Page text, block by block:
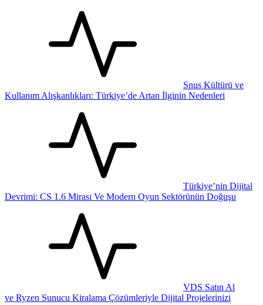
Snus Kültürü ve
Kullanım Alışkanlıkları: Türkiye’de Artan İlginin Nedenleri
Türkiye’nin Dijital
Devrimi: CS 1.6 Mirası Ve Modern Oyun Sektörünün Doğuşu
VDS Satın Al
ve Ryzen Sunucu Kiralama Çözümleriyle Dijital Projelerinizi